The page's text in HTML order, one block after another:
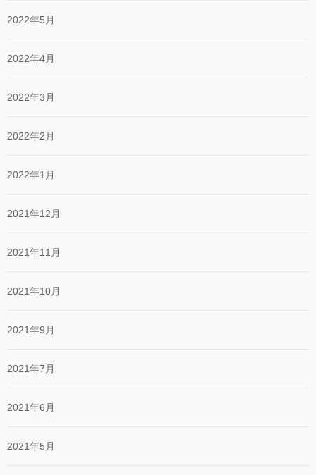
2022年5月
2022年4月
2022年3月
2022年2月
2022年1月
2021年12月
2021年11月
2021年10月
2021年9月
2021年7月
2021年6月
2021年5月